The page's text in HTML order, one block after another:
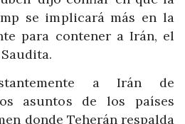
se implicará más en la
para contener a Irán, el
a Irán de
asuntos de los países
donde Teherán respalda